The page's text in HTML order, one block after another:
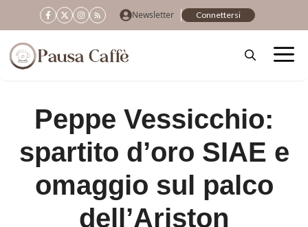
al
contenuto
Newsletter Connettersi
Peppe Vessicchio:
spartito d’oro SIAE e
omaggio sul palco
dell’Ariston